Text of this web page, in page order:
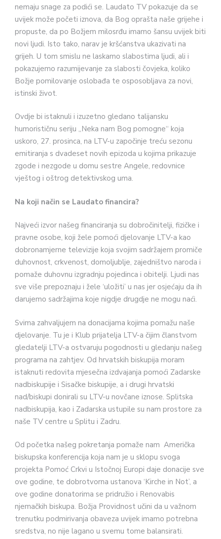
nemaju snage za podići se. Laudato TV pokazuje da se
uvijek može početi iznova, da Bog oprašta naše grijehe i
propuste, da po Božjem milosrđu imamo šansu uvijek biti
novi ljudi. Isto tako, narav je kršćanstva ukazivati na
grijeh. U tom smislu ne laskamo slabostima ljudi, ali i
pokazujemo razumijevanje za slabosti čovjeka, koliko
Božje pomilovanje oslobađa te osposobljava za novi,
istinski život.
Ovdje bi istaknuli i izuzetno gledano talijansku
humorističnu seriju „Neka nam Bog pomogne“ koja
uskoro, 27. prosinca, na LTV-u započinje treću sezonu
emitiranja s dvadeset novih epizoda u kojima prikazuje
zgode i nezgode u domu sestre Angele, redovnice
vještog i oštrog detektivskog uma.
Na koji način se Laudato financira?
Najveći izvor našeg financiranja su dobročinitelji, fizičke i
pravne osobe, koji žele pomoći djelovanje LTV-a kao
dobronamjerne televizije koja svojim sadržajem promiče
duhovnost, crkvenost, domoljublje, zajedništvo naroda i
pomaže duhovnu izgradnju pojedinca i obitelji. Ljudi nas
sve više prepoznaju i žele ‘uložiti’ u nas jer osjećaju da ih
darujemo sadržajima koje nigdje drugdje ne mogu naći.
Svima zahvaljujem na donacijama kojima pomažu naše
djelovanje. Tu je i Klub prijatelja LTV-a čijim članstvom
gledatelji LTV-a ostvaruju pogodnosti u gledanju našeg
programa na zahtjev. Od hrvatskih biskupija moram
istaknuti redovita mjesečna izdvajanja pomoći Zadarske
nadbiskupije i Sisačke biskupije, a i drugi hrvatski
nad/biskupi donirali su LTV-u novčane iznose. Splitska
nadbiskupija, kao i Zadarska ustupile su nam prostore za
naše TV centre u Splitu i Zadru.
Od početka našeg pokretanja pomaže nam Američka
biskupska konferencija koja nam je u sklopu svoga
projekta Pomoć Crkvi u Istočnoj Europi daje donacije sve
ove godine, te dobrotvorna ustanova ‘Kirche in Not’, a
ove godine donatorima se pridružio i Renovabis
njemačkih biskupa. Božja Providnost učini da u važnom
trenutku podmirivanja obaveza uvijek imamo potrebna
sredstva, no nije lagano u svemu tome balansirati.